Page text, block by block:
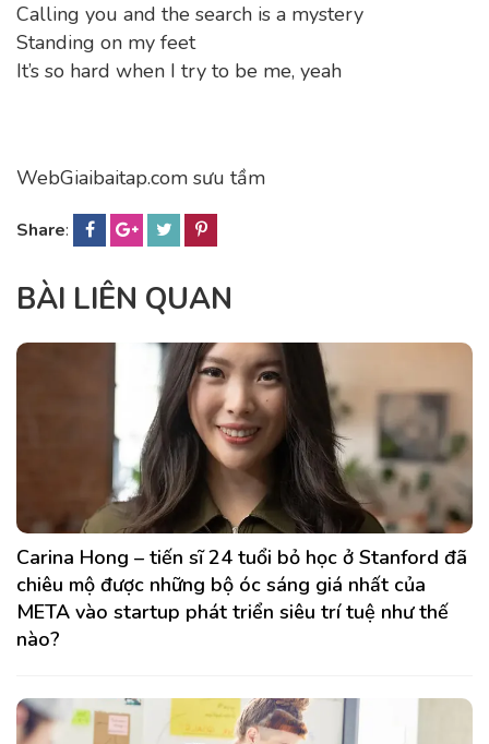
Calling you and the search is a mystery
Standing on my feet
It’s so hard when I try to be me, yeah
WebGiaibaitap.com sưu tầm
Share:
BÀI LIÊN QUAN
Carina Hong – tiến sĩ 24 tuổi bỏ học ở Stanford đã
chiêu mộ được những bộ óc sáng giá nhất của
META vào startup phát triển siêu trí tuệ như thế
nào?